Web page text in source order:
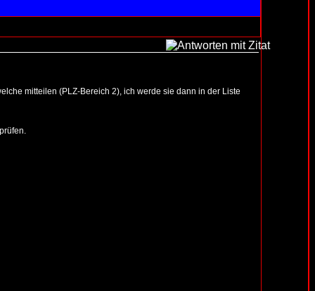
mitteilen (PLZ-Bereich 2), ich werde sie dann in der Liste